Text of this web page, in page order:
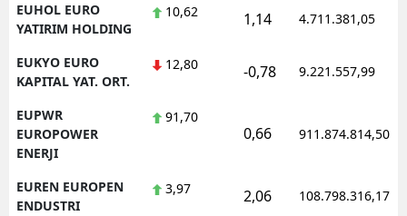
EUHOL EURO
YATIRIM HOLDING
10,62 1,14 4.711.381,05
EUKYO EURO
KAPITAL YAT. ORT.
12,80 -0,78 9.221.557,99
EUPWR
EUROPOWER
ENERJI
91,70
0,66 911.874.814,50
EUREN EUROPEN
ENDUSTRI
3,97 2,06 108.798.316,17